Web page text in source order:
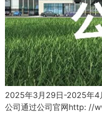
2025年3月29日-2025年4
公司通过公司官网http: //